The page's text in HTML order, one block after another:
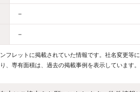
－
－
フレットに掲載されていた情報です。社名変更等
、専有面積は、過去の掲載事例を表示しています。